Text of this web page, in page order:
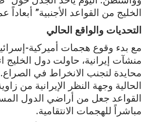
الخليج من القواعد الأجنبية”
التحديات والواقع الحالي
مع بدء وقوع هجمات أميركية-
منشآت إيرانية، حاولت دول الخليج
محايدة لتجنب الانخراط في
الحالية وجهة النظر الإيرانية من
القواعد جعل من أراضي الدول
مباشراً للهجمات الانتقامية.